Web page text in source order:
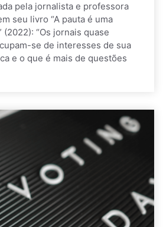
pela jornalista e professora
seu livro “A pauta é uma
(2022): “Os jornais quase
se de interesses de sua
e o que é mais de questões